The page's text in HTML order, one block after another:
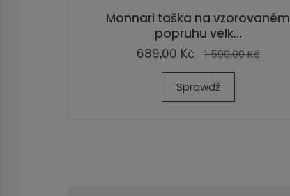
Monnari taška na vzorovaném
popruhu velk...
689,00 Kč
1 590,00 Kč
Sprawdź